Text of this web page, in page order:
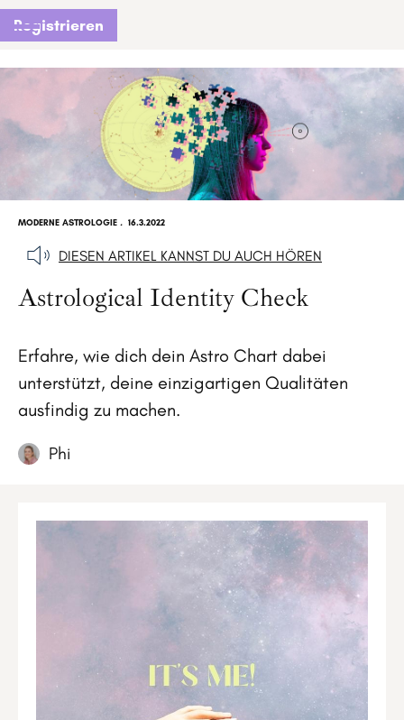
Registrieren
MODERNE ASTROLOGIE . 16.3.2022
DIESEN ARTIKEL KANNST DU AUCH HÖREN
Astrological Identity Check
Erfahre, wie dich dein Astro Chart dabei
unterstützt, deine einzigartigen Qualitäten
ausfindig zu machen.
Phi